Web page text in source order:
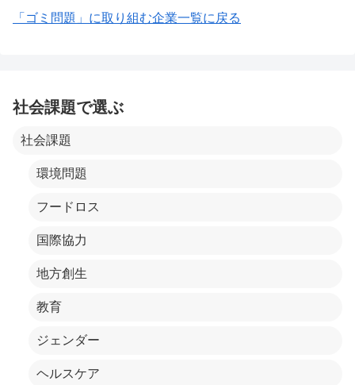
「ゴミ問題」に取り組む企業一覧に戻る
社会課題で選ぶ
社会課題
環境問題
フードロス
国際協力
地方創生
教育
ジェンダー
ヘルスケア